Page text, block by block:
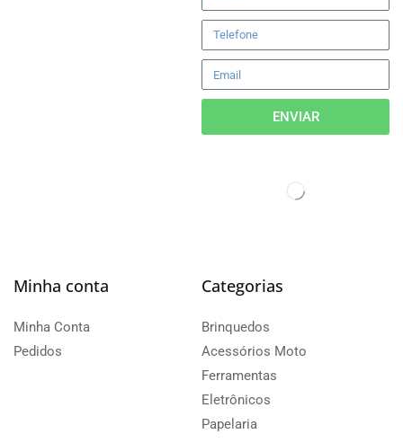
ENVIAR
Minha conta
Minha Conta
Pedidos
Categorias
Brinquedos
Acessórios Moto
Ferramentas
Eletrônicos
Papelaria